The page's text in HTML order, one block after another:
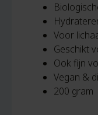
Voor
Geschikt
Ook fijn
Vegan &
200 gram